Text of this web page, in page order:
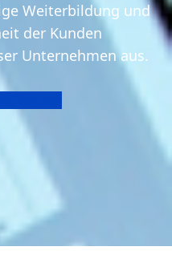
Weiterbildung und
der Kunden
Unternehmen aus.